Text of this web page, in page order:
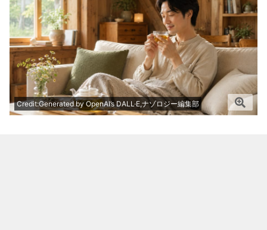
Credit:Generated by OpenAI’s DALL·E,ナゾロジー編集部